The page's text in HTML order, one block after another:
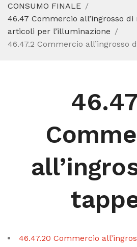
CONSUMO FINALE
46.47 Commercio all’ingrosso
articoli per l’illuminazione
46.47.2 Commercio all’ingrosso
46.47.20 Commercio